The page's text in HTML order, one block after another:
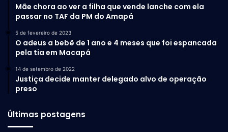
Mãe chora ao ver a filha que vende lanche com ela
passar no TAF da PM do Amapá
5 de fevereiro de 2023
O adeus a bebê de 1 ano e 4 meses que foi espancada
pela tia em Macapá
14 de setembro de 2022
Justiça decide manter delegado alvo de operação
preso
Últimas postagens